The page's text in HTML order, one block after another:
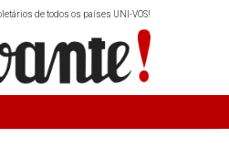
de todos os países UNI-VOS!